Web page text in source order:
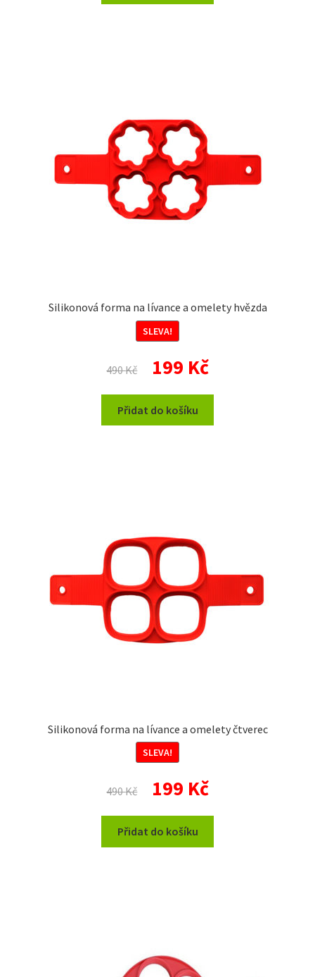
Silikonová forma na lívance a omelety hvězda
SLEVA!
490Kč
Původní
cena
byla:
490 Kč.
199 KčAktuální
cena
je:
Přidat do košíku
Silikonová forma na lívance a omelety čtverec
SLEVA!
490Kč
Původní
cena
byla:
490 Kč.
199 KčAktuální
cena
je:
Přidat do košíku